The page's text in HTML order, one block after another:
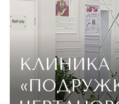
КЛИНИКА